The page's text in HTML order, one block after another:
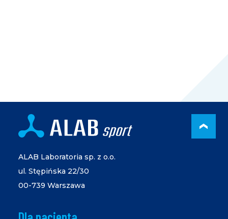
ALAB Laboratoria sp. z o.o.
ul. Stępińska 22/30
00-739 Warszawa